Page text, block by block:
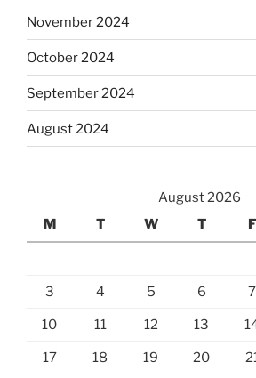
November 2024
October 2024
September 2024
August 2024
August 2026
M
T W T F
3 4 5 6 7
10 11 12 13
17 18 19 20